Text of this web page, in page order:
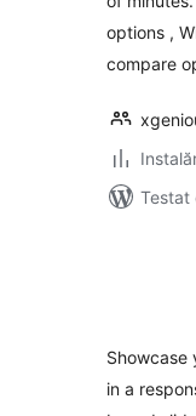
options ,
compare
Testat
Showcase
in a